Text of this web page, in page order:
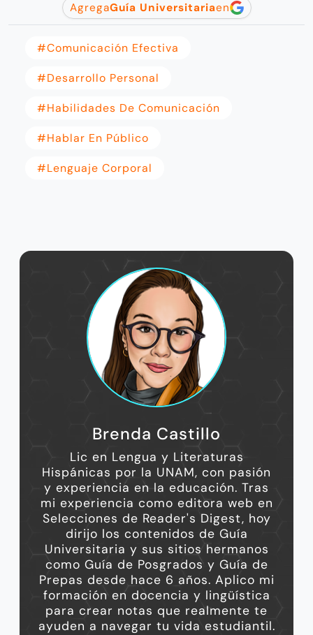
AgregaGuía Universitariaen
#comunicación Efectiva
#desarrollo Personal
#habilidades De Comunicación
#Hablar En Público
#Lenguaje Corporal
Brenda Castillo
Lic en Lengua y Literaturas
Hispánicas por la UNAM, con pasión
y experiencia en la educación. Tras
mi experiencia como editora web en
Selecciones de Reader's Digest, hoy
dirijo los contenidos de Guía
Universitaria y sus sitios hermanos
como Guía de Posgrados y Guía de
Prepas desde hace 6 años. Aplico mi
formación en docencia y lingüística
para crear notas que realmente te
ayuden a navegar tu vida estudiantil.